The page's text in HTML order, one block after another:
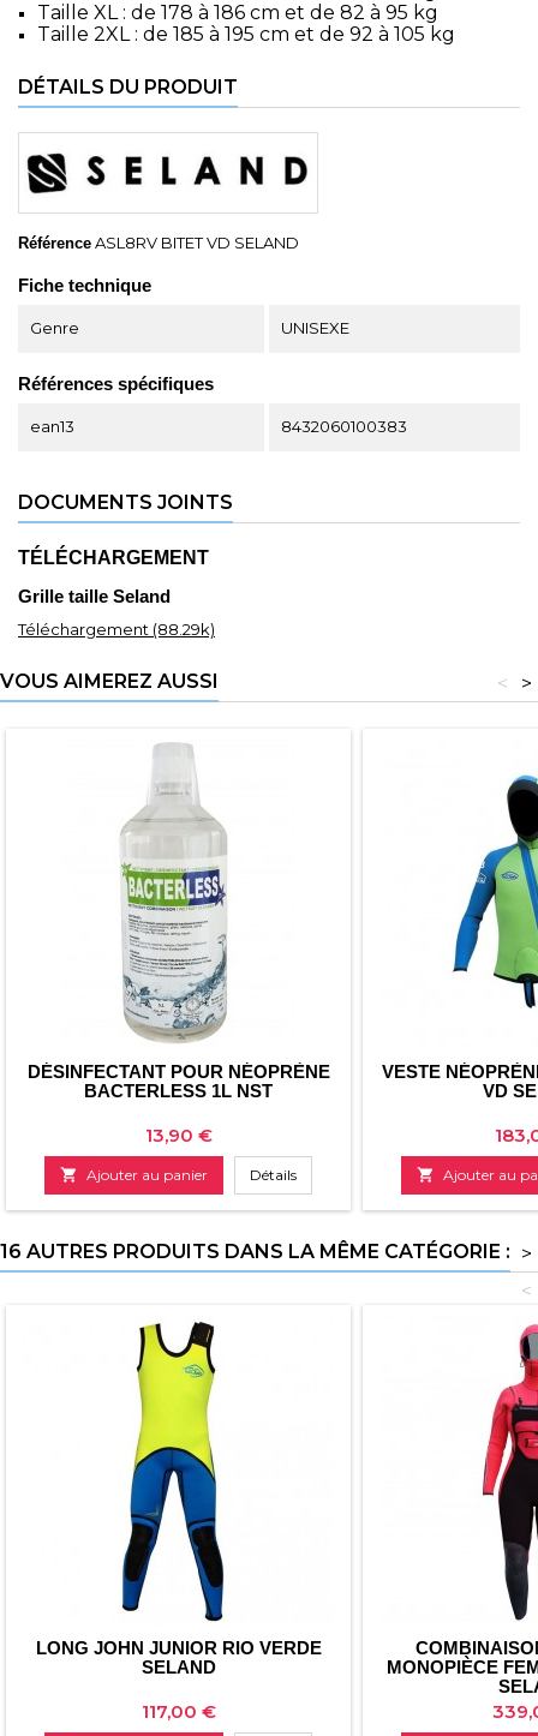
Taille XL : de 178 à 186 cm et de 82 à 95 kg
Taille 2XL : de 185 à 195 cm et de 92 à 105 kg
DÉTAILS DU PRODUIT
Référence ASL8RV BITET VD SELAND
Fiche technique
Genre UNISEXE
Références spécifiques
ean13 8432060100383
DOCUMENTS JOINTS
TÉLÉCHARGEMENT
Grille taille Seland
Téléchargement (88.29k)
VOUS AIMEREZ AUSSI >
<
DÉSINFECTANT POUR NÉOPRÈNE
BACTERLESS 1L NST
Prix
13,90 €
 Ajouter au panier Détails
VESTE
VD
Prix
 Ajouter au
16 AUTRES PRODUITS DANS LA MÊME CATÉGORIE : >
<
LONG JOHN JUNIOR RIO VERDE
SELAND
Prix
117,00 €
MONOPIÈCE
Prix